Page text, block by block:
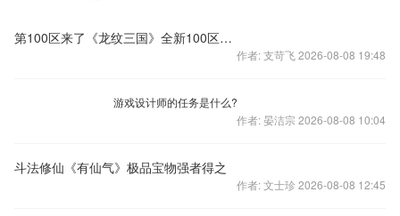
第100区来了《龙纹三国》全新100区火爆开启
作者: 支苛飞 2026-08-08 19:48
游戏设计师的任务是什么?
作者: 晏洁宗 2026-08-08 10:04
斗法修仙《有仙气》极品宝物强者得之
作者: 文士珍 2026-08-08 12:45